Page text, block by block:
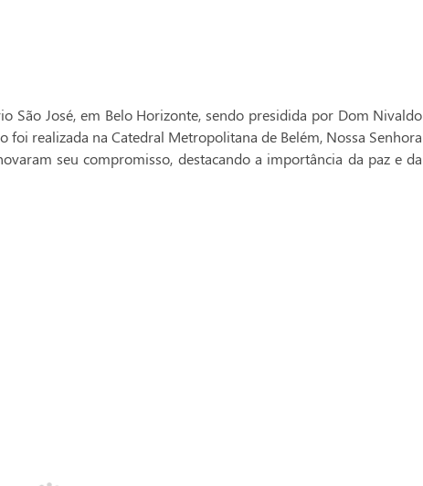
São José, em Belo Horizonte, sendo presidida por Dom Nivaldo
foi realizada na Catedral Metropolitana de Belém, Nossa Senhora
seu compromisso, destacando a importância da paz e da